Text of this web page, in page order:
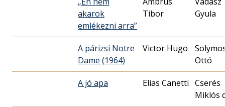
akarok
emlékezni arra”
Tibor
Gyula
A párizsi Notre
Dame (1964)
Victor Hugo
Ottó
A jó apa Elias Canetti Cserés
Miklós